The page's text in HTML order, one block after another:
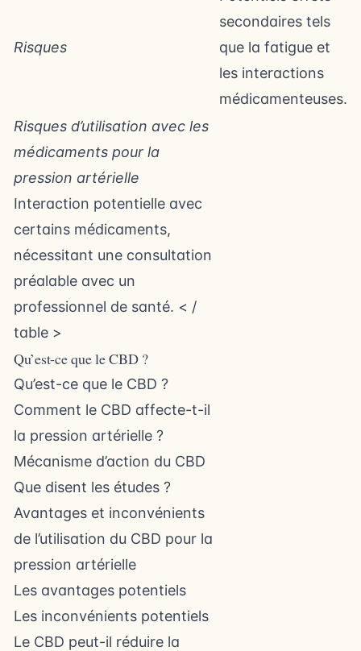
Risques
secondaires tels
que la fatigue et
les interactions
médicamenteuses.
Risques d’utilisation avec les
médicaments pour la
pression artérielle
Interaction potentielle avec
certains médicaments,
nécessitant une consultation
préalable avec un
professionnel de santé. < /
table >
Qu’est-ce que le CBD ?
Qu’est-ce que le CBD ?
Comment le CBD affecte-t-il
la pression artérielle ?
Mécanisme d’action du CBD
Que disent les études ?
Avantages et inconvénients
de l’utilisation du CBD pour la
pression artérielle
Les avantages potentiels
Les inconvénients potentiels
Le CBD peut-il réduire la